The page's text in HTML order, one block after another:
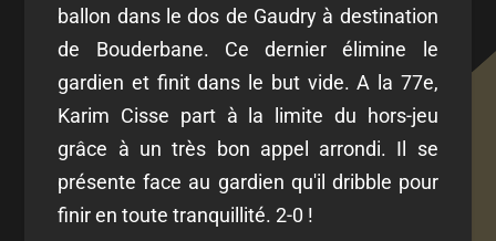
ballon dans le dos de Gaudry à destination
de Bouderbane. Ce dernier élimine le
gardien et finit dans le but vide. A la 77e,
Karim Cisse part à la limite du hors-jeu
grâce à un très bon appel arrondi. Il se
présente face au gardien qu'il dribble pour
finir en toute tranquillité. 2-0 !